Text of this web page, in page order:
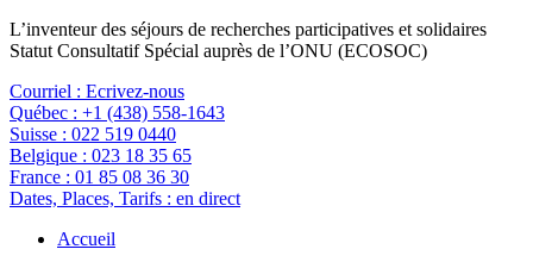
L’inventeur des séjours de recherches participatives et solidaires
Statut Consultatif Spécial auprès de l’ONU (ECOSOC)
Courriel : Ecrivez-nous
Québec : +1 (438) 558-1643
Suisse : 022 519 0440
Belgique : 023 18 35 65
France : 01 85 08 36 30
Dates, Places, Tarifs : en direct
Accueil